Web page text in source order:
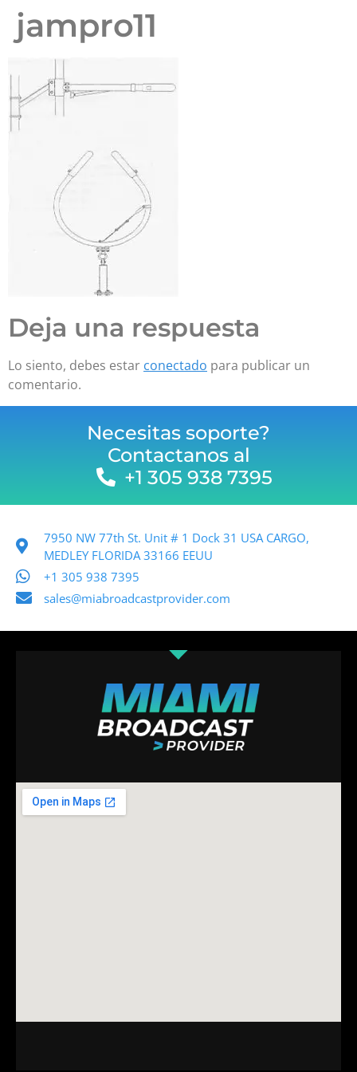
jampro11
Deja una respuesta
Lo siento, debes estar conectado para publicar un
comentario.
Necesitas soporte?
Contactanos al
+1 305 938 7395
7950 NW 77th St. Unit # 1 Dock 31 USA CARGO,
MEDLEY FLORIDA 33166 EEUU
+1 305 938 7395
sales@miabroadcastprovider.com